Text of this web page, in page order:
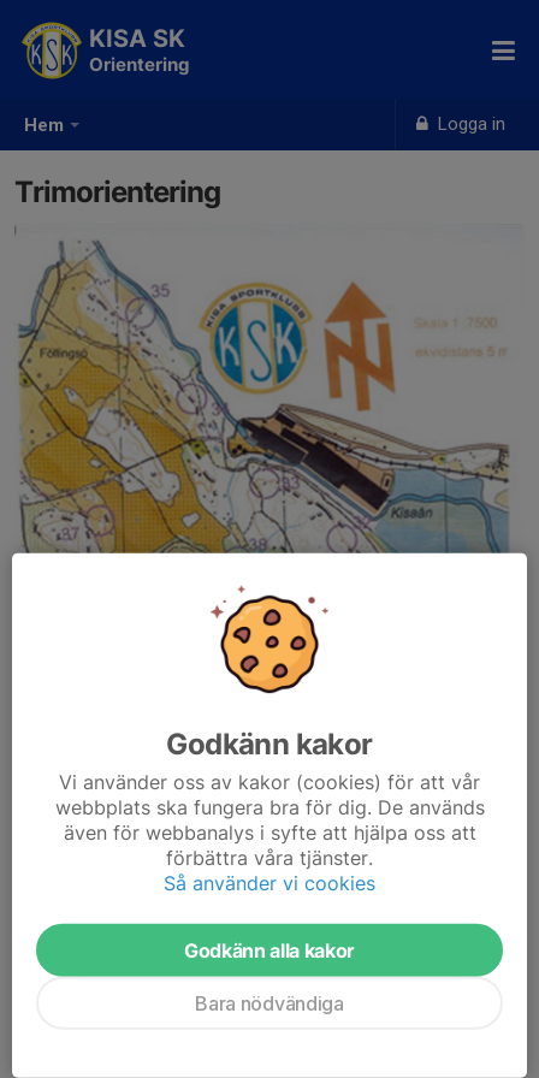
Hem Logga in
KISA SK
Orientering
Trimorientering
Nu finns det en bana utsatt med start vid elljusspåret
Godkänn kakor
Vi använder oss av kakor (cookies) för att vår
webbplats ska fungera bra för dig. De används
även för webbanalys i syfte att hjälpa oss att
förbättra våra tjänster.
Så använder vi cookies
Godkänn alla kakor
Bara nödvändiga